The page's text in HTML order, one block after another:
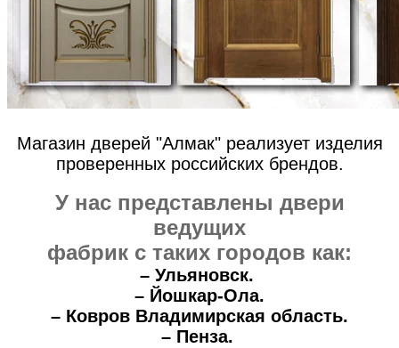
Магазин дверей "Алмак" реализует изделия
проверенных российских брендов.
У нас представлены двери
ведущих
фабрик с таких городов как:
– Ульяновск.
– Йошкар-Ола.
– Ковров Владимирская область.
– Пенза.